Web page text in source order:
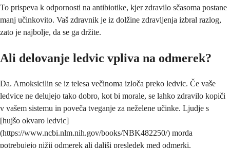
To prispeva k odpornosti na antibiotike, kjer zdravilo sčasoma postane
manj učinkovito. Vaš zdravnik je iz dolžine zdravljenja izbral razlog,
zato je najbolje, da se ga držite.
Ali delovanje ledvic vpliva na odmerek?
Da. Amoksicilin se iz telesa večinoma izloča preko ledvic. Če vaše
ledvice ne delujejo tako dobro, kot bi morale, se lahko zdravilo kopiči
v vašem sistemu in poveča tveganje za neželene učinke. Ljudje s
[hujšo okvaro ledvic]
(https://www.ncbi.nlm.nih.gov/books/NBK482250/) morda
potrebujejo nižji odmerek ali daljši presledek med odmerki.